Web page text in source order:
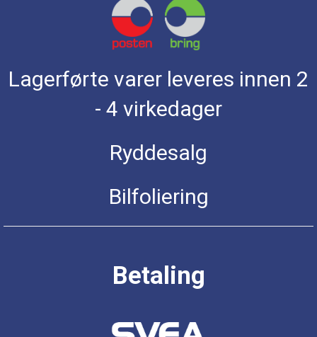
Lagerførte varer leveres innen 2
- 4 virkedager
Ryddesalg
Bilfoliering
Betaling